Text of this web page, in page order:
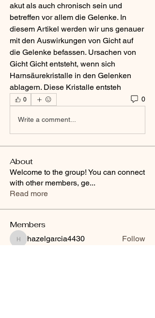
akut als auch chronisch sein und
betreffen vor allem die Gelenke. In
diesem Artikel werden wir uns genauer
mit den Auswirkungen von Gicht auf
die Gelenke befassen. Ursachen von
Gicht Gicht entsteht, wenn sich
Harnsäurekristalle in den Gelenken
ablagern. Diese Kristalle entsteh
0 0
Write a comment...
About
Welcome to the group! You can connect
with other members, ge...
Read more
Members
hazelgarcia4430
hazelgarcia4430 Follow